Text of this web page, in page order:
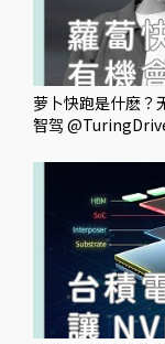
萝卜快跑是什麽？
智驾